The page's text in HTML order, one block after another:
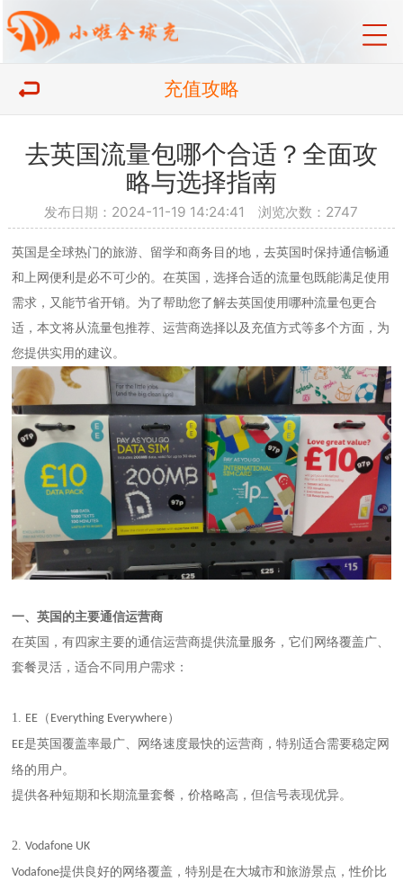
充值攻略
去英国流量包哪个合适？全面攻
略与选择指南
发布日期：2024-11-19 14:24:41 浏览次数：2747
英国是全球热门的旅游、留学和商务目的地，去英国时保持通信畅通
和上网便利是必不可少的。在英国，选择合适的流量包既能满足使用
需求，又能节省开销。为了帮助您了解去英国使用哪种流量包更合
适，本文将从流量包推荐、运营商选择以及充值方式等多个方面，为
您提供实用的建议。
一、英国的主要通信运营商
在英国，有四家主要的通信运营商提供流量服务，它们网络覆盖广、
套餐灵活，适合不同用户需求：
1. EE （ Everything Everywhere）
EE是英国覆盖率最广、网络速度最快的运营商，特别适合需要稳定网
络的用户。
提供各种短期和长期流量套餐，价格略高，但信号表现优异。
2.Vodafone UK
Vodafone提供良好的网络覆盖，特别是在大城市和旅游景点，性价比